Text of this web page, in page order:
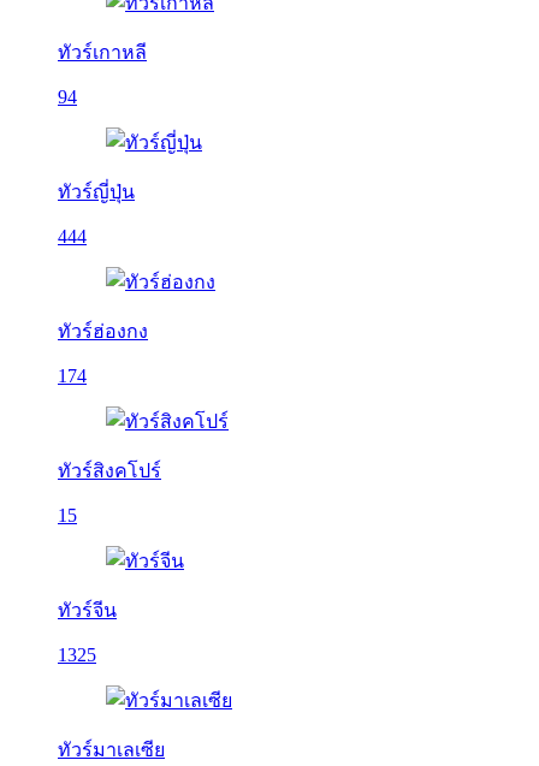
ทัวร์เกาหลี
94
ทัวร์ญี่ปุ่น
444
ทัวร์ฮ่องกง
174
ทัวร์สิงคโปร์
15
ทัวร์จีน
1325
ทัวร์มาเลเซีย